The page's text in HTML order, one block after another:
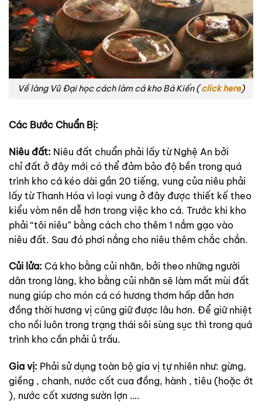
Về làng Vũ Đại học cách làm cá kho Bá Kiến (click here)
Các Bước Chuẩn Bị:
Niêu đất: Niêu đất chuẩn phải lấy từ Nghệ An bởi
chỉ đất ở đây mới có thể đảm bảo độ bền trong quá
trình kho cá kéo dài gần 20 tiếng, vung của niêu phải
lấy từ Thanh Hóa vì loại vung ở đây được thiết kế theo
kiểu vòm nên dễ hơn trong việc kho cá. Trước khi kho
phải “tôi niêu” bằng cách cho thêm 1 nắm gạo vào
niêu đất. Sau đó phơi nắng cho niêu thêm chắc chắn.
Củi lửa: Cá kho bằng củi nhãn, bởi theo những người
dân trong làng, kho bằng củi nhãn sẽ làm mất mùi đất
nung giúp cho món cá có hương thơm hấp dẫn hơn
đồng thời hương vị cũng giữ được lâu hơn. Để giữ nhiệt
cho nồi luôn trong trạng thái sôi sùng sục thì trong quá
trình kho cần phải ủ trấu.
Gia vị: Phải sử dụng toàn bộ gia vị tự nhiên như: gừng,
giềng , chanh, nước cốt cua đồng, hành , tiêu (hoặc ớt
), nước cốt xương sườn lợn ….